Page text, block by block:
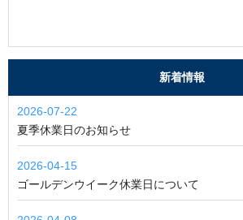
新着情報
2026-07-22
夏季休業日のお知らせ
2026-04-15
ゴールデンウイーク休業日について